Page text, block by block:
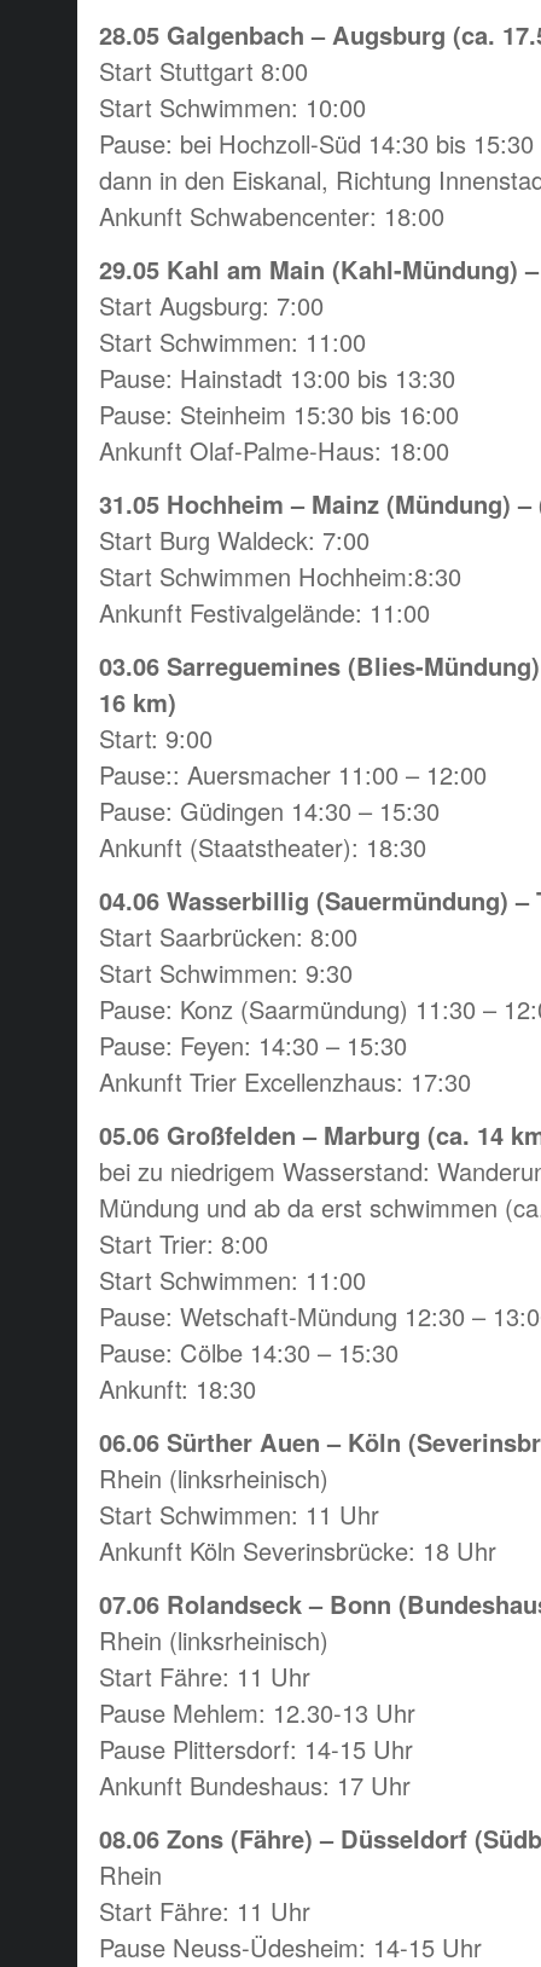
28.05 Galgenbach – Augsburg (ca.
Start Stuttgart 8:00
Start Schwimmen: 10:00
Pause: bei Hochzoll-Süd 14:30 bis 15:30
dann in den Eiskanal, Richtung
Ankunft Schwabencenter: 18:00
29.05 Kahl am Main (Kahl-Mündung)
Start Augsburg: 7:00
Start Schwimmen: 11:00
Pause: Hainstadt 13:00 bis 13:30
Pause: Steinheim 15:30 bis 16:00
Ankunft Olaf-Palme-Haus: 18:00
31.05 Hochheim – Mainz (Mündung) –
Start Burg Waldeck: 7:00
Start Schwimmen Hochheim:8:30
Ankunft Festivalgelände: 11:00
03.06 Sarreguemines (Blies-
16 km)
Start: 9:00
Pause:: Auersmacher 11:00 – 12:00
Pause: Güdingen 14:30 – 15:30
Ankunft (Staatstheater): 18:30
04.06 Wasserbillig (Sauermündung) –
Start Saarbrücken: 8:00
Start Schwimmen: 9:30
Pause: Konz (Saarmündung) 11:30 –
Pause: Feyen: 14:30 – 15:30
Ankunft Trier Excellenzhaus: 17:30
05.06 Großfelden – Marburg (ca. 14
bei zu niedrigem Wasserstand:
Mündung und ab da erst schwimmen
Start Trier: 8:00
Start Schwimmen: 11:00
Pause: Wetschaft-Mündung 12:30 –
Pause: Cölbe 14:30 – 15:30
Ankunft: 18:30
06.06 Sürther Auen – Köln
Rhein (linksrheinisch)
Start Schwimmen: 11 Uhr
Ankunft Köln Severinsbrücke: 18 Uhr
07.06 Rolandseck – Bonn
Rhein (linksrheinisch)
Start Fähre: 11 Uhr
Pause Mehlem: 12.30-13 Uhr
Pause Plittersdorf: 14-15 Uhr
Ankunft Bundeshaus: 17 Uhr
08.06 Zons (Fähre) – Düsseldorf
Rhein
Start Fähre: 11 Uhr
Pause Neuss-Üdesheim: 14-15 Uhr